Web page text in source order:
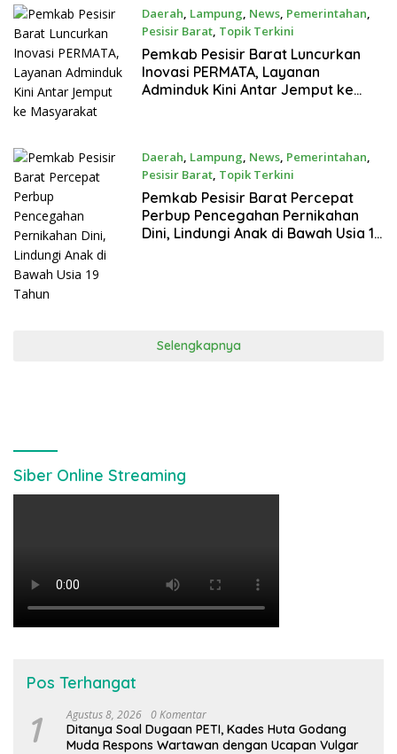
Daerah, Lampung, News, Pemerintahan,
Pesisir Barat, Topik Terkini
Juni 30, 2026
Pemkab Pesisir Barat Luncurkan
Inovasi PERMATA, Layanan
Adminduk Kini Antar Jemput ke
Daerah, Lampung, News, Pemerintahan,
Pesisir Barat, Topik Terkini
Juni 25, 2026
Pemkab Pesisir Barat Percepat
Perbup Pencegahan Pernikahan
Dini, Lindungi Anak di Bawah Usia 19
Selengkapnya
Siber Online Streaming
Pos Terhangat
1 Agustus 8, 2026 0 Komentar
Ditanya Soal Dugaan PETI, Kades Huta Godang
Muda Respons Wartawan dengan Ucapan Vulgar